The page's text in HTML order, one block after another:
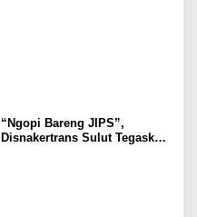
“Ngopi Bareng JIPS”,
Disnakertrans Sulut Tegaskan